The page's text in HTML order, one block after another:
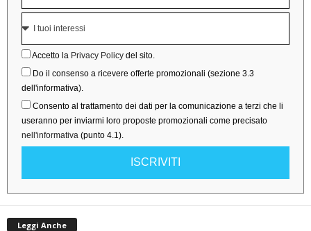
Accetto la Privacy Policy del sito.
Do il consenso a ricevere offerte promozionali (sezione 3.3
dell'informativa).
Consento al trattamento dei dati per la comunicazione a terzi che li
useranno per inviarmi loro proposte promozionali come precisato
nell'informativa (punto 4.1).
ISCRIVITI
Leggi Anche